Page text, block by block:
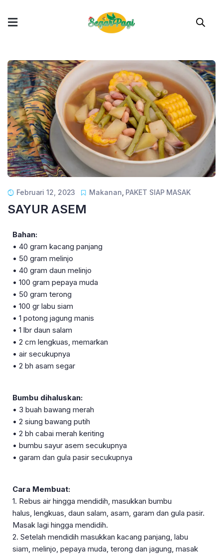
Februari 12, 2023 Makanan PAKET SIAP MASAK
SAYUR ASEM
Bahan:
• 40 gram kacang panjang
• 50 gram melinjo
• 40 gram daun melinjo
• 100 gram pepaya muda
• 50 gram terong
• 100 gr labu siam
• 1 potong jagung manis
• 1 lbr daun salam
• 2 cm lengkuas, memarkan
• air secukupnya
• 2 bh asam segar
Bumbu dihaluskan:
• 3 buah bawang merah
• 2 siung bawang putih
• 2 bh cabai merah keriting
• bumbu sayur asem secukupnya
• garam dan gula pasir secukupnya
Cara Membuat:
1. Rebus air hingga mendidih, masukkan bumbu
halus, lengkuas, daun salam, asam, garam dan gula pasir.
Masak lagi hingga mendidih.
2. Setelah mendidih masukkan kacang panjang, labu
siam, melinjo, pepaya muda, terong dan jagung, masak